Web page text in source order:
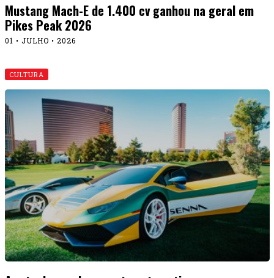
Mustang Mach-E de 1.400 cv ganhou na geral em
Pikes Peak 2026
01 • JULHO • 2026
CULTURA